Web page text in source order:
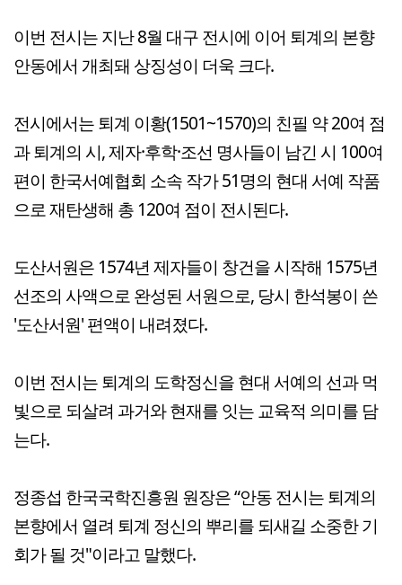
이번 전시는 지난 8월 대구 전시에 이어 퇴계의 본향
안동에서 개최돼 상징성이 더욱 크다.
전시에서는 퇴계 이황(1501~1570)의 친필 약 20여 점
과 퇴계의 시, 제자·후학·조선 명사들이 남긴 시 100여
편이 한국서예협회 소속 작가 51명의 현대 서예 작품
으로 재탄생해 총 120여 점이 전시된다.
도산서원은 1574년 제자들이 창건을 시작해 1575년
선조의 사액으로 완성된 서원으로, 당시 한석봉이 쓴
'도산서원' 편액이 내려졌다.
이번 전시는 퇴계의 도학정신을 현대 서예의 선과 먹
빛으로 되살려 과거와 현재를 잇는 교육적 의미를 담
는다.
정종섭 한국국학진흥원 원장은 “안동 전시는 퇴계의
본향에서 열려 퇴계 정신의 뿌리를 되새길 소중한 기
회가 될 것"이라고 말했다.